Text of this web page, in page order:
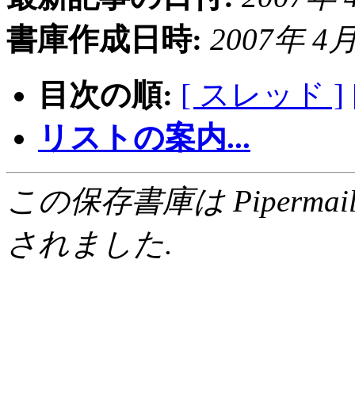
書庫作成日時: 2007年 4
目次の順: [ スレッド ]
リストの案内...
この保存書庫は
されました.